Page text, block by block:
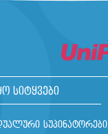
სიტყვები
სუპინატორები